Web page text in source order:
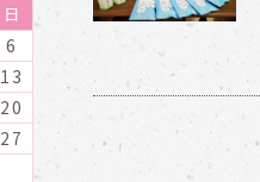
日
6
13
20
27